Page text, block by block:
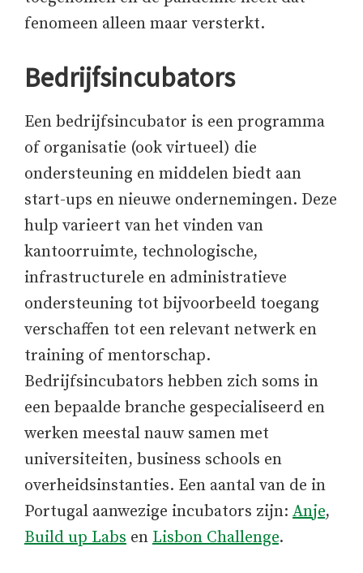
fenomeen alleen maar versterkt.
Bedrijfsincubators
Een bedrijfsincubator is een programma
of organisatie (ook virtueel) die
ondersteuning en middelen biedt aan
start-ups en nieuwe ondernemingen. Deze
hulp varieert van het vinden van
kantoorruimte, technologische,
infrastructurele en administratieve
ondersteuning tot bijvoorbeeld toegang
verschaffen tot een relevant netwerk en
training of mentorschap.
Bedrijfsincubators hebben zich soms in
een bepaalde branche gespecialiseerd en
werken meestal nauw samen met
universiteiten, business schools en
overheidsinstanties. Een aantal van de in
Portugal aanwezige incubators zijn: Anje,
Build up Labs en Lisbon Challenge.